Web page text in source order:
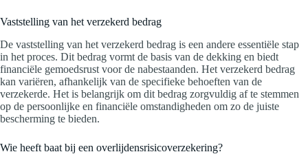
Vaststelling van het verzekerd bedrag
De vaststelling van het verzekerd bedrag is een andere essentiële stap
in het proces. Dit bedrag vormt de basis van de dekking en biedt
financiële gemoedsrust voor de nabestaanden. Het verzekerd bedrag
kan variëren, afhankelijk van de specifieke behoeften van de
verzekerde. Het is belangrijk om dit bedrag zorgvuldig af te stemmen
op de persoonlijke en financiële omstandigheden om zo de juiste
bescherming te bieden.
Wie heeft baat bij een overlijdensrisicoverzekering?